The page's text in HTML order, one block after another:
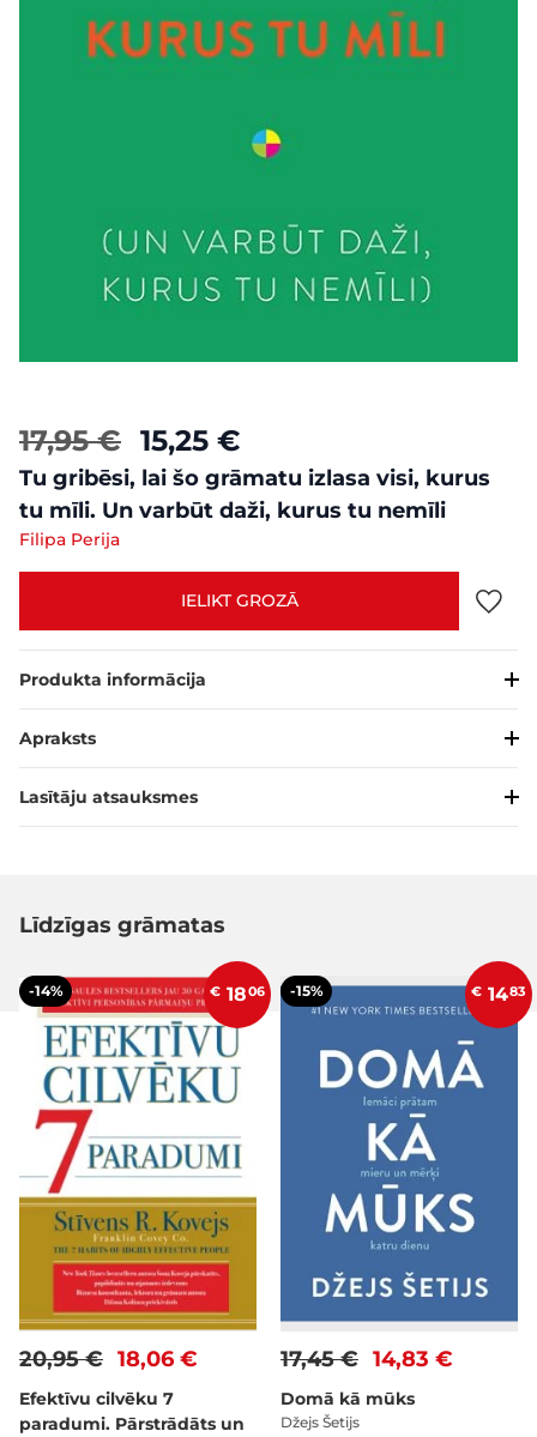
17,95 € 15,25 €
Tu gribēsi, lai šo grāmatu izlasa visi, kurus
tu mīli. Un varbūt daži, kurus tu nemīli
Filipa Perija
IELIKT GROZĀ
Produkta informācija
Apraksts
Lasītāju atsauksmes
Līdzīgas grāmatas
-14% € 1806
18,06 €
20,95 €
Efektīvu cilvēku 7
paradumi. Pārstrādāts un
-15% € 1483
14,83 €
17,45 €
Domā kā mūks
Džejs Šetijs